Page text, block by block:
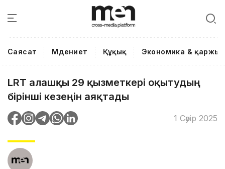
Саясат Мәдениет Құқық Экономика & қаржы
LRT алғашқы 29 қызметкері оқытудың
бірінші кезеңін аяқтады
1 Сәуір 2025